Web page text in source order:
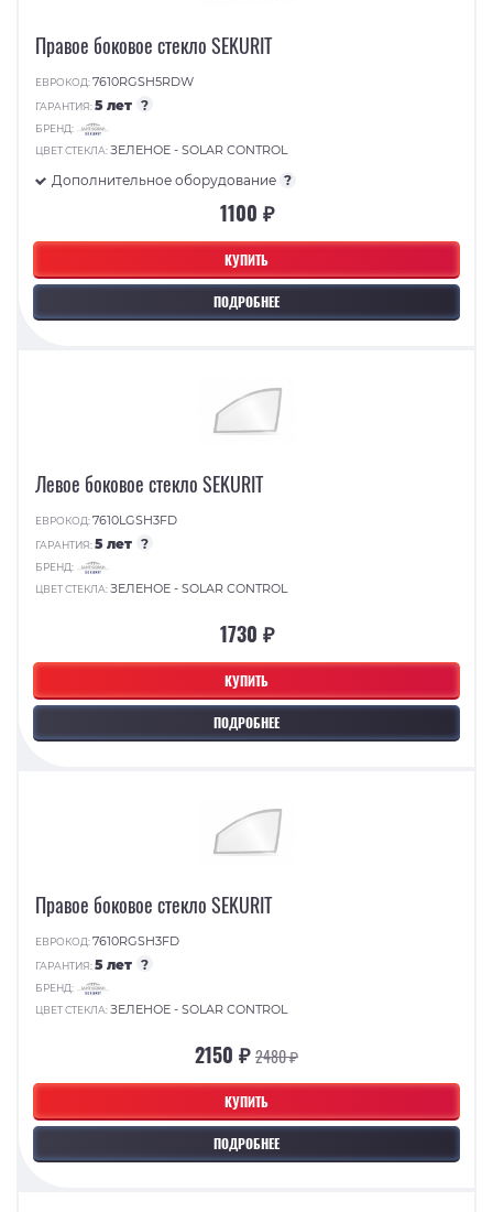
КУПИТЬ
ПОДРОБНЕЕ
Правое боковое стекло SEKURIT
ЕВРОКОД:7610RGSH5RDW
ГАРАНТИЯ:5 лет ?
БРЕНД:
ЦВЕТ СТЕКЛА:ЗЕЛЕНОЕ - SOLAR CONTROL
Дополнительное оборудование ?
1100 ₽
КУПИТЬ
ПОДРОБНЕЕ
Левое боковое стекло SEKURIT
ЕВРОКОД:7610LGSH3FD
ГАРАНТИЯ:5 лет ?
БРЕНД:
ЦВЕТ СТЕКЛА:ЗЕЛЕНОЕ - SOLAR CONTROL
1730 ₽
КУПИТЬ
ПОДРОБНЕЕ
Правое боковое стекло SEKURIT
ЕВРОКОД:7610RGSH3FD
ГАРАНТИЯ:5 лет ?
БРЕНД:
ЦВЕТ СТЕКЛА:ЗЕЛЕНОЕ - SOLAR CONTROL
2150 ₽2480 ₽